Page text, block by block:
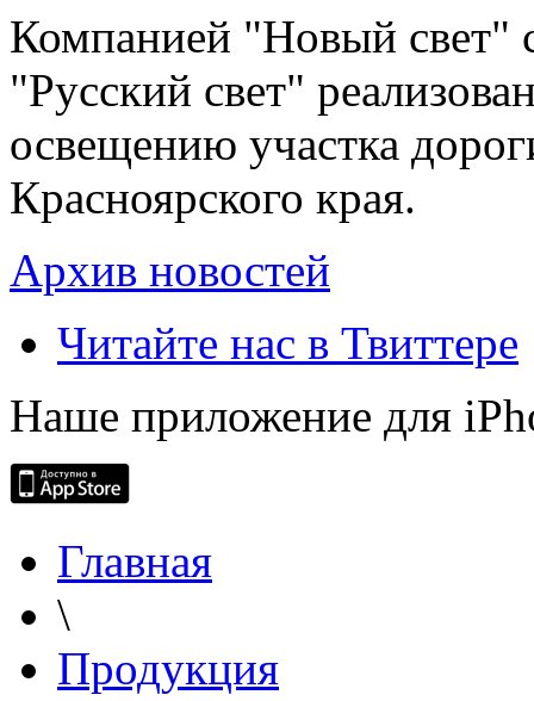
Компанией "Новый свет"
"Русский свет"
освещению участка
Красноярского края.
Архив новостей
Читайте нас в Твиттере
Наше приложение для
Главная
\
Продукция